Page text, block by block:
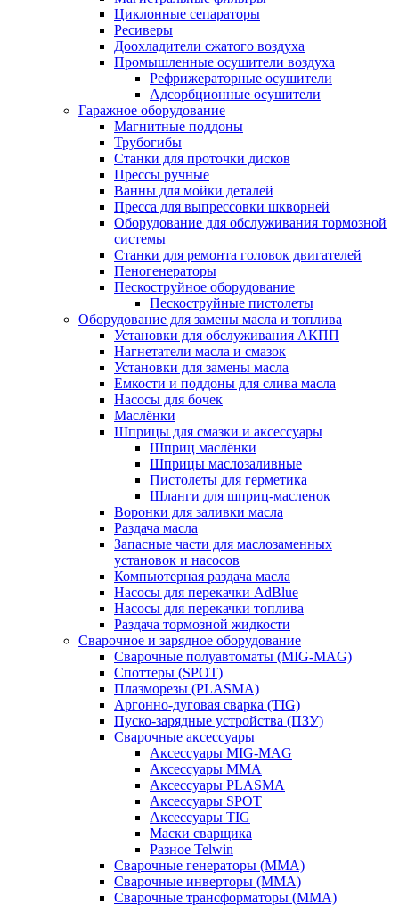
Циклонные сепараторы
Ресиверы
Доохладители сжатого воздуха
Промышленные осушители воздуха
Рефрижераторные осушители
Адсорбционные осушители
Гаражное оборудование
Магнитные поддоны
Трубогибы
Станки для проточки дисков
Прессы ручные
Ванны для мойки деталей
Пресса для выпрессовки шкворней
Оборудование для обслуживания тормозной
системы
Станки для ремонта головок двигателей
Пеногенераторы
Пескоструйное оборудование
Пескоструйные пистолеты
Оборудование для замены масла и топлива
Установки для обслуживания АКПП
Нагнетатели масла и смазок
Установки для замены масла
Емкости и поддоны для слива масла
Насосы для бочек
Маслёнки
Шприцы для смазки и аксессуары
Шприц маслёнки
Шприцы маслозаливные
Пистолеты для герметика
Шланги для шприц-масленок
Воронки для заливки масла
Раздача масла
Запасные части для маслозаменных
установок и насосов
Компьютерная раздача масла
Насосы для перекачки AdBlue
Насосы для перекачки топлива
Раздача тормозной жидкости
Сварочное и зарядное оборудование
Сварочные полуавтоматы (MIG-MAG)
Споттеры (SPOT)
Плазморезы (PLASMA)
Аргонно-дуговая сварка (TIG)
Пуско-зарядные устройства (ПЗУ)
Сварочные аксессуары
Аксессуары MIG-MAG
Аксессуары MMA
Аксессуары PLASMA
Аксессуары SPOT
Аксессуары TIG
Маски сварщика
Разное Telwin
Сварочные генераторы (MMA)
Сварочные инверторы (MMA)
Сварочные трансформаторы (MMA)